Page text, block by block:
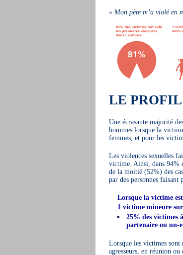
« Mon père m’a violé en
LE PROFIL
Une écrasante majorité
hommes lorsque la
femmes, et pour les
Les violences sexuelles
victime. Ainsi, dans 94%
de la moitié (52%) des
par des personnes faisant
Lorsque la victime
1 victime mineure
25% des victimes
partenaire ou un-
Lorsque les victimes sont
agresseurs, en réunion